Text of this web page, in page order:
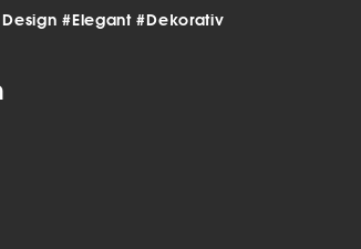
Design#Elegant#Dekorativ
helfen uns zu